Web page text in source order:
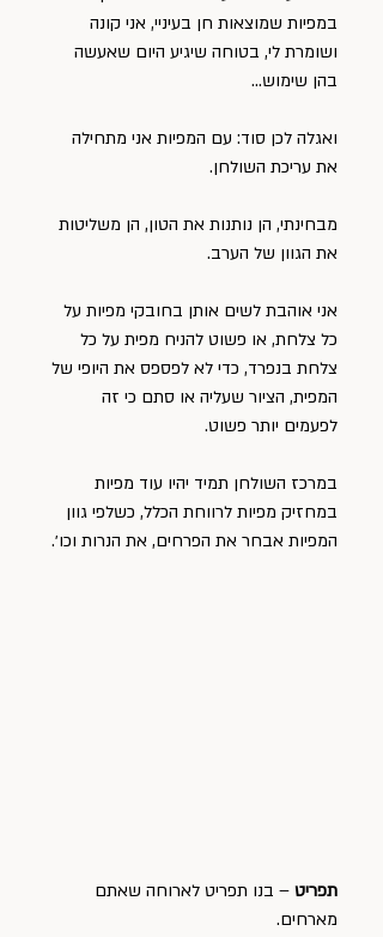
במפיות שמוצאות חן בעיניי, אני קונה
ושומרת לי, בטוחה שיגיע היום שאעשה
בהן שימוש…
ואגלה לכן סוד: עם המפיות אני מתחילה
את עריכת השולחן.
מבחינתי, הן נותנות את הטון, הן משליטות
את הגוון של הערב.
אני אוהבת לשים אותן בחובקי מפיות על
כל צלחת, או פשוט להניח מפית על כל
צלחת בנפרד, כדי לא לפספס את היופי של
המפית, הציור שעליה או סתם כי זה
לפעמים יותר פשוט.
במרכז השולחן תמיד יהיו עוד מפיות
במחזיק מפיות לרווחת הכלל, כשלפי גוון
המפיות אבחר את הפרחים, את הנרות וכו׳.
תפריט – בנו תפריט לארוחה שאתם
מארחים.